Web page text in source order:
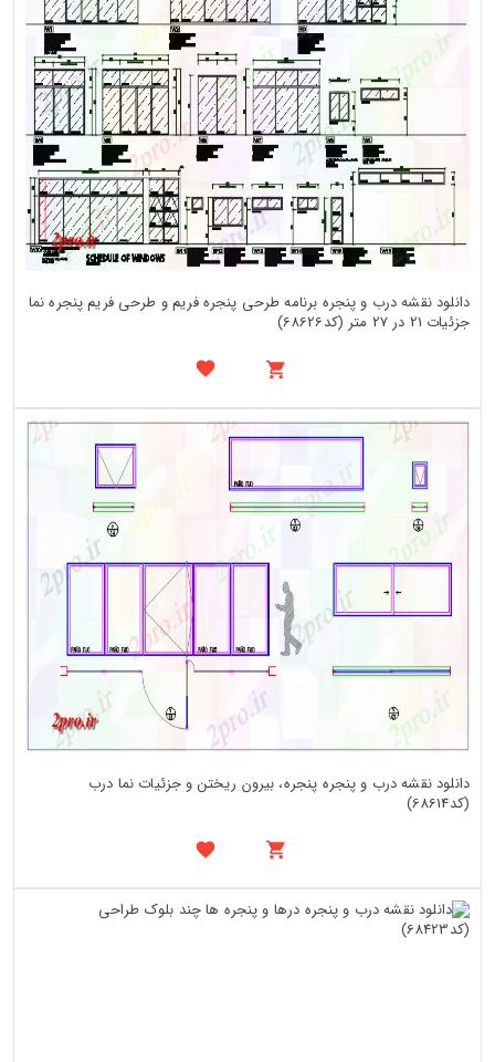
دانلود نقشه درب و پنجره برنامه طرحی پنجره فریم و طرحی فریم پنجره نما
جزئیات 21 در 27 متر (کد68626)
دانلود نقشه درب و پنجره پنجره، بیرون ریختن و جزئیات نما درب
(کد68614)